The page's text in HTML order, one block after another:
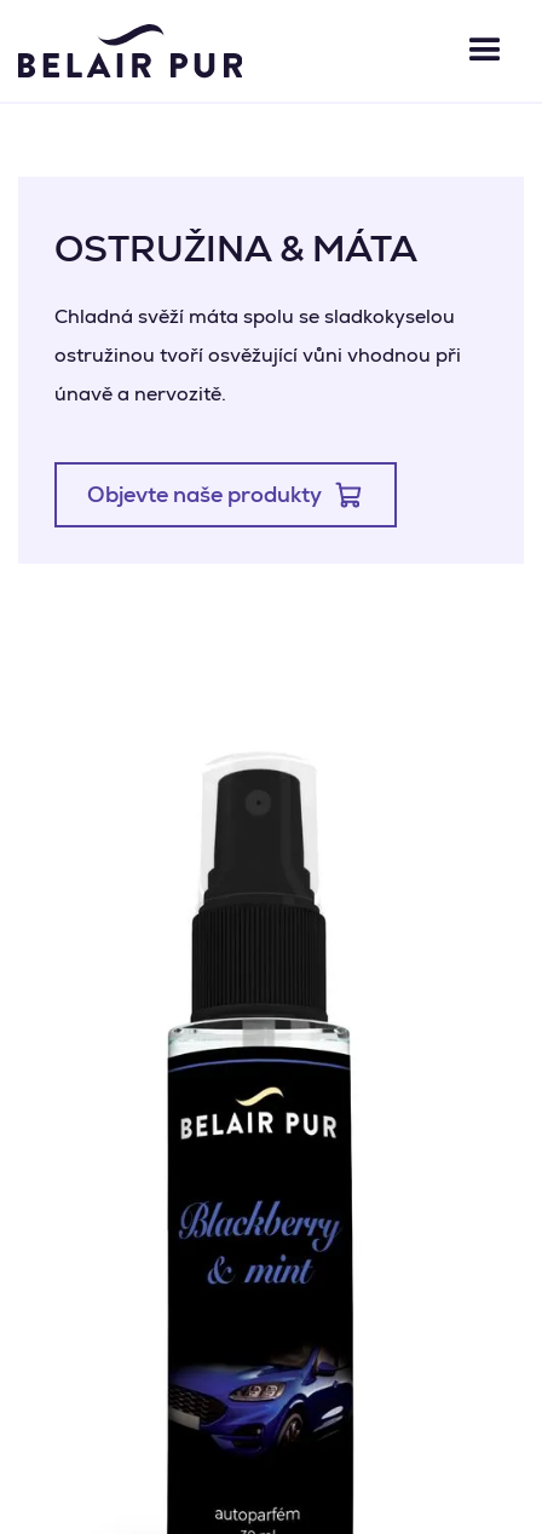
OSTRUŽINA & MÁTA
Chladná svěží máta spolu se sladkokyselou
ostružinou tvoří osvěžující vůni vhodnou při
únavě a nervozitě.
Objevte naše produkty